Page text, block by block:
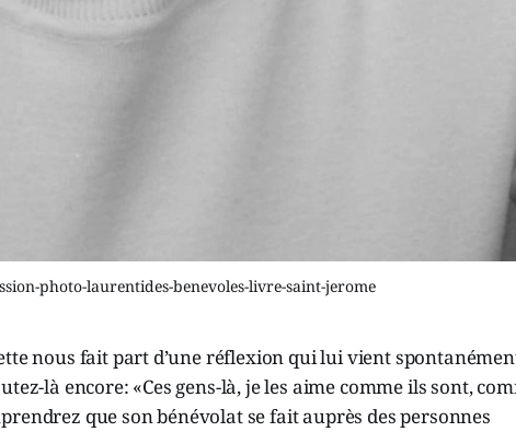
photo-laurentides-benevoles-livre-saint-jerome
nous fait part d’une réflexion qui lui vient
là encore: «Ces gens-là, je les aime comme ils sont,
que son bénévolat se fait auprès des personnes